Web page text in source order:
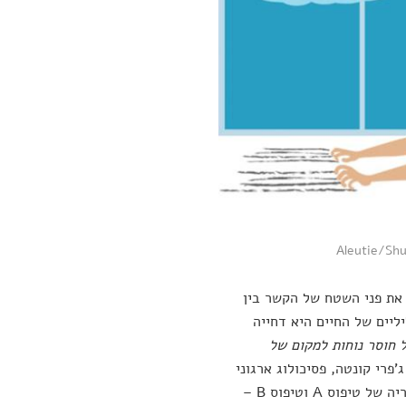
את פני השטח של הקשר בין
של החיים היא דחייה
נוחות למקום של
קונטה, פסיכולוג ארגוני
מאוניברסיטת סן דייגו, גילתה כי ההבדל בין מאחרים למקדימים משתקף בתיאוריה של טיפוס A וטיפוס B –